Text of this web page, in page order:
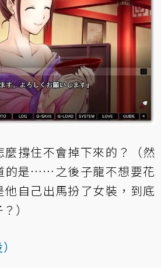
撐住不會掉下來的？（然
的是……之後子龍不想要花
他自己出馬扮了女裝，到底
）